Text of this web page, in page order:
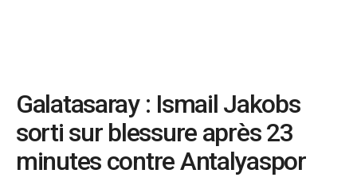
Galatasaray : Ismail Jakobs
sorti sur blessure après 23
minutes contre Antalyaspor